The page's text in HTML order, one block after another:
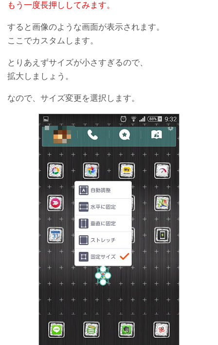
もう一度長押ししてみます。
すると画像のような画面が表示されます。
ここでカスタムします。
とりあえずサイズが小さすぎるので、
拡大しましょう。
なので、サイズ変更を選択します。